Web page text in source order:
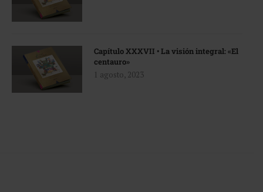
Capítulo XXXVII • La visión integral: «El
centauro»
1 agosto, 2023